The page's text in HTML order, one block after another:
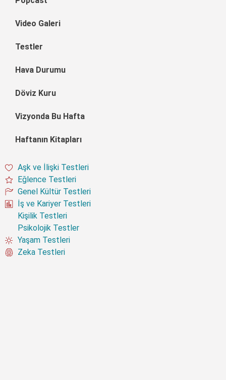
Video Galeri
Testler
Hava Durumu
Döviz Kuru
Vizyonda Bu Hafta
Haftanın Kitapları
Aşk ve İlişki Testleri
Eğlence Testleri
Genel Kültür Testleri
İş ve Kariyer Testleri
Kişilik Testleri
Psikolojik Testler
Yaşam Testleri
Zeka Testleri